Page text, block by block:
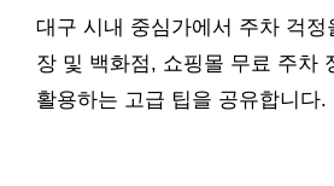
대구 시내 중심가에서 주차 걱
장 및 백화점, 쇼핑몰 무료 주차
활용하는 고급 팁을 공유합니다.